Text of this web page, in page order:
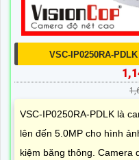
VSC-IP0250RA-
VSC-IP0250RA-PDLK là
lên đến 5.0MP cho hình
kiệm băng thông. Camera